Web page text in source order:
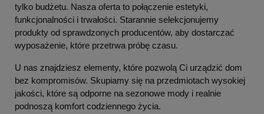
tylko budżetu. Nasza oferta to połączenie estetyki,
funkcjonalności i trwałości. Starannie selekcjonujemy
produkty od sprawdzonych producentów, aby dostarczać
wyposażenie, które przetrwa próbę czasu.
U nas znajdziesz elementy, które pozwolą Ci urządzić dom
bez kompromisów. Skupiamy się na przedmiotach wysokiej
jakości, które są odporne na sezonowe mody i realnie
podnoszą komfort codziennego życia.